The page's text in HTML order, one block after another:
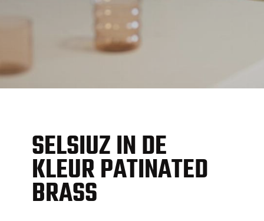
SELSIUZ IN DE
KLEUR PATINATED
BRASS